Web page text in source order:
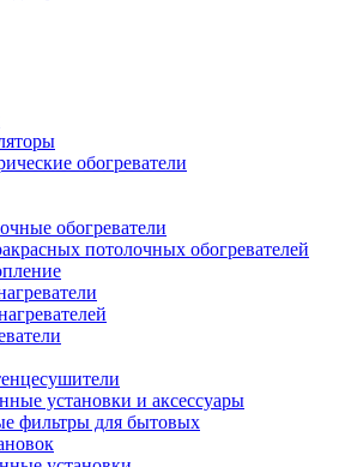
обогреватели
обогреватели
потолочных обогревателей
установки и аксессуары
фильтры для бытовых